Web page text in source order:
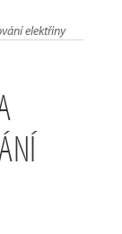
elektřiny